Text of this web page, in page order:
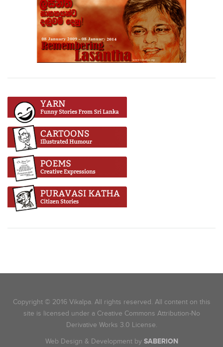
Copyright © 2016 Vikalpa. All rights reserved. All content on this
site is licensed under a Creative Commons Attribution-No
Derivative Works 3.0 License.
Web Design & Development by SABERION